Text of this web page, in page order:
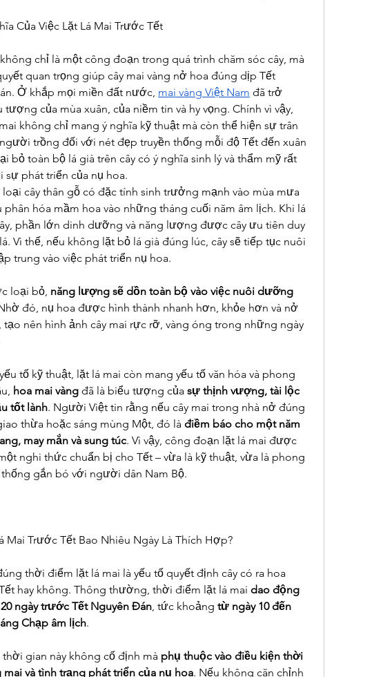
Của Việc Lặt Lá Mai Trước Tết
chỉ là một công đoạn trong quá trình chăm sóc cây, mà
quan trọng giúp cây mai vàng nở hoa đúng dịp Tết
Ở khắp mọi miền đất nước, mai vàng Việt Nam đã trở
tượng của mùa xuân, của niềm tin và hy vọng. Chính vì vậy,
không chỉ mang ý nghĩa kỹ thuật mà còn thể hiện sự trân
trồng đối với nét đẹp truyền thống mỗi độ Tết đến xuân
bỏ toàn bộ lá già trên cây có ý nghĩa sinh lý và thẩm mỹ rất
sự phát triển của nụ hoa.
loại cây thân gỗ có đặc tính sinh trưởng mạnh vào mùa mưa
phân hóa mầm hoa vào những tháng cuối năm âm lịch. Khi lá
phần lớn dinh dưỡng và năng lượng được cây ưu tiên duy
Vì thế, nếu không lặt bỏ lá già đúng lúc, cây sẽ tiếp tục nuôi
trung vào việc phát triển nụ hoa.
loại bỏ, năng lượng sẽ dồn toàn bộ vào việc nuôi dưỡng
đó, nụ hoa được hình thành nhanh hơn, khỏe hơn và nở
nên hình ảnh cây mai rực rỡ, vàng óng trong những ngày
tố kỹ thuật, lặt lá mai còn mang yếu tố văn hóa và phong
hoa mai vàng đã là biểu tượng của sự thịnh vượng, tài lộc
tốt lành. Người Việt tin rằng nếu cây mai trong nhà nở đúng
thừa hoặc sáng mùng Một, đó là điềm báo cho một năm
may mắn và sung túc. Vì vậy, công đoạn lặt lá mai được
nghi thức chuẩn bị cho Tết – vừa là kỹ thuật, vừa là phong
gắn bó với người dân Nam Bộ.
Mai Trước Tết Bao Nhiêu Ngày Là Thích Hợp?
thời điểm lặt lá mai là yếu tố quyết định cây có ra hoa
hay không. Thông thường, thời điểm lặt lá mai dao động
ngày trước Tết Nguyên Đán, tức khoảng từ ngày 10 đến
Chạp âm lịch.
thời gian này không cố định mà phụ thuộc vào điều kiện thời
và tình trạng phát triển của nụ hoa. Nếu không căn chỉnh